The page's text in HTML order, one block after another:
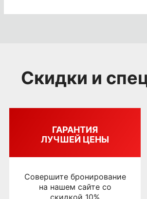
Скидки и
ГАРАНТИЯ
ЛУЧШЕЙ ЦЕНЫ
Совершите бронирование
на нашем сайте со